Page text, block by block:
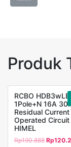
Produk
RCBO
1Pole+N 16A
Residual Current
Operated Circuit
HIMEL
Rp190.888 Rp